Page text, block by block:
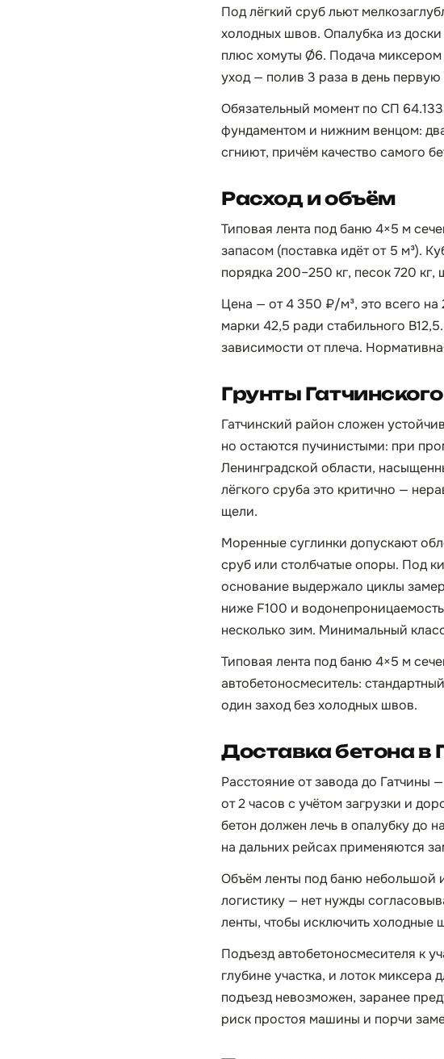
Под лёгкий сруб льют
холодных швов. Опалубка из
плюс хомуты Ø6. Подача миксером
уход — полив 3 раза в день
Обязательный момент по СП
фундаментом и нижним венцом:
сгниют, причём качество самого
Расход и объём
Типовая лента под баню 4×5 м
запасом (поставка идёт от 5 м³).
порядка 200–250 кг, песок 720 кг,
Цена — от 4 350 ₽/м³, это всего
марки 42,5 ради стабильного
зависимости от плеча.
Грунты
Гатчинский район сложен
но остаются пучинистыми: при
Ленинградской области,
лёгкого сруба это критично —
щели.
Моренные суглинки допускают
сруб или столбчатые опоры. Под
основание выдержало циклы
ниже F100 и
несколько зим. Минимальный
Типовая лента под баню 4×5 м
автобетоносмеситель:
один заход без холодных швов.
Доставка бетона в
Расстояние от завода до Гатчины
от 2 часов с учётом загрузки и
бетон должен лечь в опалубку до
на дальних рейсах применяются
Объём ленты под баню небольшой
логистику — нет нужды
ленты, чтобы исключить холодные
Подъезд автобетоносмесителя к
глубине участка, и лоток миксера
подъезд невозможен, заранее
риск простоя машины и порчи